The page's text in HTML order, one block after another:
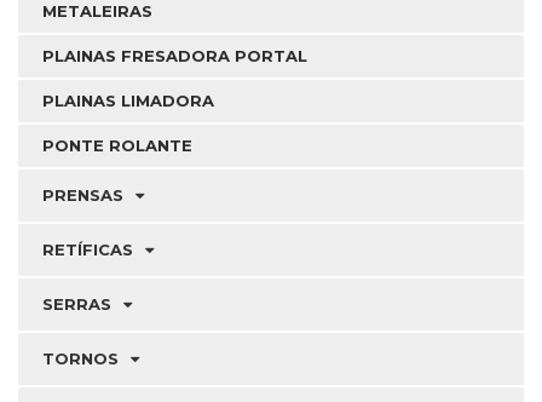
METALEIRAS
PLAINAS FRESADORA PORTAL
PLAINAS LIMADORA
PONTE ROLANTE
PRENSAS
RETÍFICAS
SERRAS
TORNOS